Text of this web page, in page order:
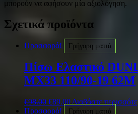
μπορούν να αφήσουν μία αξιολόγηση.
Σχετικά προϊόντα
Προσφορά! Γρήγορη ματιά
Πίσω Ελαστικό
MX33 110/90-19 62M
€98.00 €89.00 Διαβάστε
Προσφορά!
Γρήγορη ματιά